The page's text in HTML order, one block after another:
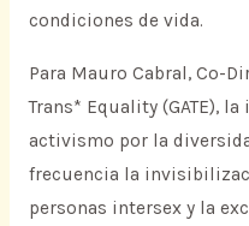
condiciones de vida.
Para Mauro Cabral, Co-
Trans* Equality (GATE),
activismo por la
frecuencia la
personas intersex y la